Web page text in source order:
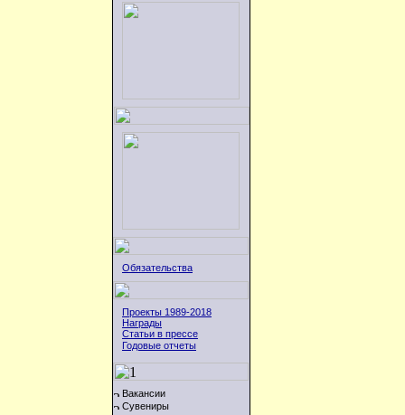
Обязательства
Проекты 1989-2018
Награды
Статьи в прессе
Годовые отчеты
Вакансии
Сувениры